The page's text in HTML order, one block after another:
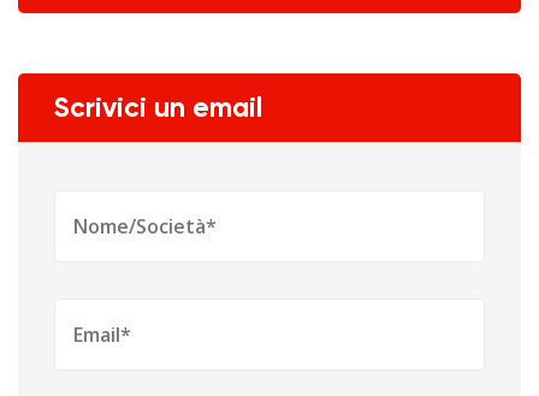
Scrivici un email